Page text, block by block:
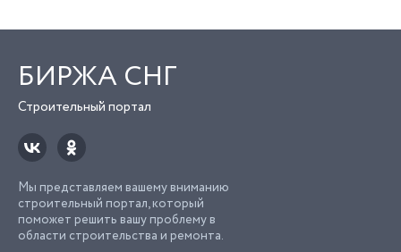
БИРЖА СНГ
Строительный портал
Мы представляем вашему вниманию
строительный портал, который
поможет решить вашу проблему в
области строительства и ремонта.